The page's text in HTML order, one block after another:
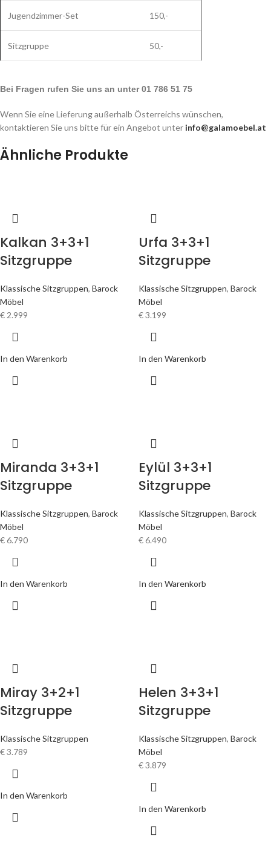
Jugendzimmer-Set 150,-
Sitzgruppe 50,-
Bei Fragen rufen Sie uns an unter 01 786 51 75
Wenn Sie eine Lieferung außerhalb Österreichs wünschen,
kontaktieren Sie uns bitte für ein Angebot unter info@galamoebel.at
Ähnliche Produkte
Kalkan 3+3+1
Sitzgruppe
Klassische Sitzgruppen, Barock
Möbel
€2.999
In den Warenkorb
Urfa 3+3+1
Sitzgruppe
Klassische Sitzgruppen, Barock
Möbel
€3.199
In den Warenkorb
Miranda 3+3+1
Sitzgruppe
Klassische Sitzgruppen, Barock
Möbel
€6.790
In den Warenkorb
Eylül 3+3+1
Sitzgruppe
Klassische Sitzgruppen, Barock
Möbel
€6.490
In den Warenkorb
Miray 3+2+1
Sitzgruppe
Klassische Sitzgruppen
€3.789
In den Warenkorb
Helen 3+3+1
Sitzgruppe
Klassische Sitzgruppen, Barock
Möbel
€3.879
In den Warenkorb